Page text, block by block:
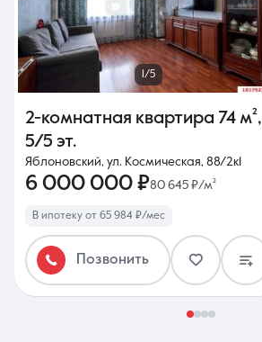
1/5
2-комнатная квартира 74 м²,
5/5 эт.
Яблоновский, ул. Космическая, 88/2к1
6 000 000 ₽80 645 ₽/м²
В ипотеку от 65 984 ₽/мес
Позвонить